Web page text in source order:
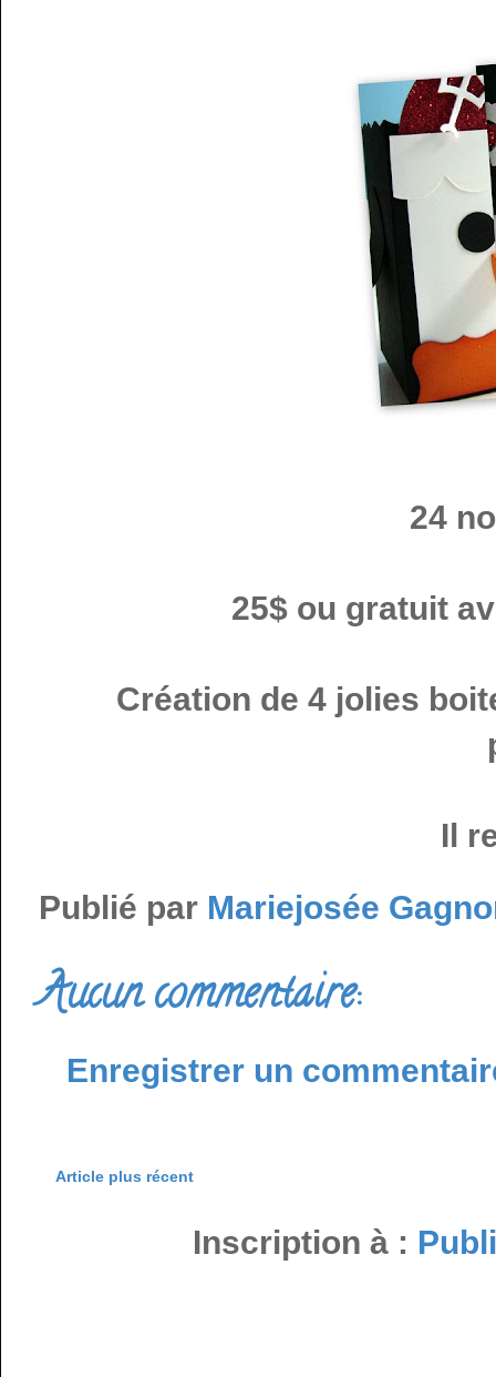
24
25$ ou gratuit
Création de 4 jolies
Il
Publié par Mariejosée
Aucun commentaire:
Enregistrer un
Article plus récent
Inscription à :